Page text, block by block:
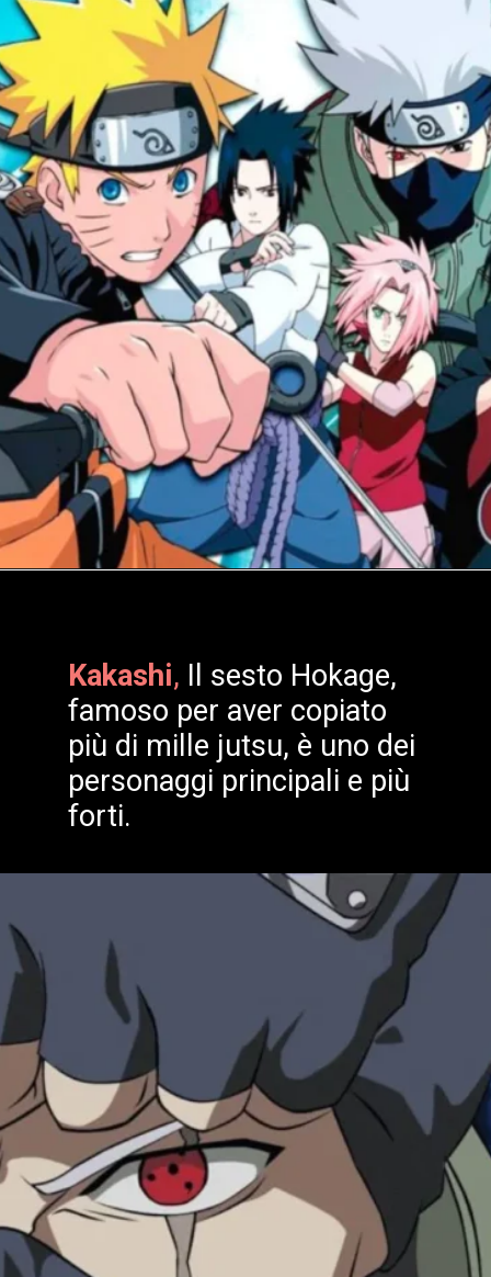
Kakashi, Il sesto Hokage,
famoso per aver copiato
più di mille jutsu, è uno dei
personaggi principali e più
forti.